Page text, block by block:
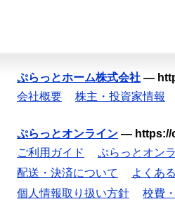
ぷらっとホーム株式会社 —
会社概要
株主・投資家情報
ぷらっとオンライン —
ご利用ガイド
ぷらっとオン
配送・決済について
よくあ
個人情報取り扱い方針
校費